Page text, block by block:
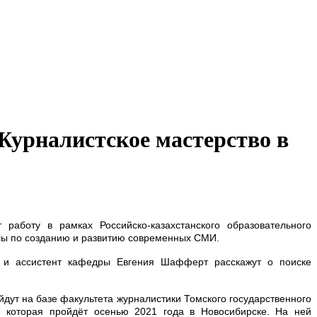
мастерство в
в рамках Российско-казахстанского образовательного
по созданию и развитию современных СМИ.
и ассистент кафедры Евгения Шафферт расскажут о поиске
на базе факультета журналистики Томского государственного
которая пройдёт осенью 2021 года в Новосибирске. На ней